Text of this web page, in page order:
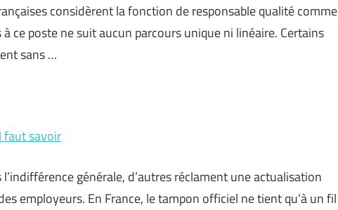
considèrent la fonction de responsable qualité comme
à ce poste ne suit aucun parcours unique ni linéaire. Certains
sans …
faut savoir
générale, d’autres réclament une actualisation
employeurs. En France, le tampon officiel ne tient qu’à un fil